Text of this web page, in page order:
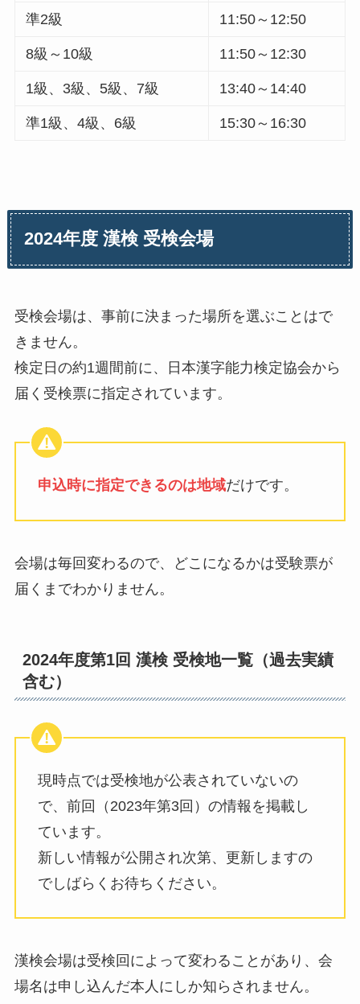
準2級 11:50～12:50
8級～10級 11:50～12:30
1級、3級、5級、7級 13:40～14:40
準1級、4級、6級 15:30～16:30
2024年度 漢検 受検会場
受検会場は、事前に決まった場所を選ぶことはで
きません。
検定日の約1週間前に、日本漢字能力検定協会から
届く受検票に指定されています。
申込時に指定できるのは地域だけです。
会場は毎回変わるので、どこになるかは受験票が
届くまでわかりません。
2024年度第1回 漢検 受検地一覧（過去実績
含む）
現時点では受検地が公表されていないの
で、前回（2023年第3回）の情報を掲載し
ています。
新しい情報が公開され次第、更新しますの
でしばらくお待ちください。
漢検会場は受検回によって変わることがあり、会
場名は申し込んだ本人にしか知らされません。